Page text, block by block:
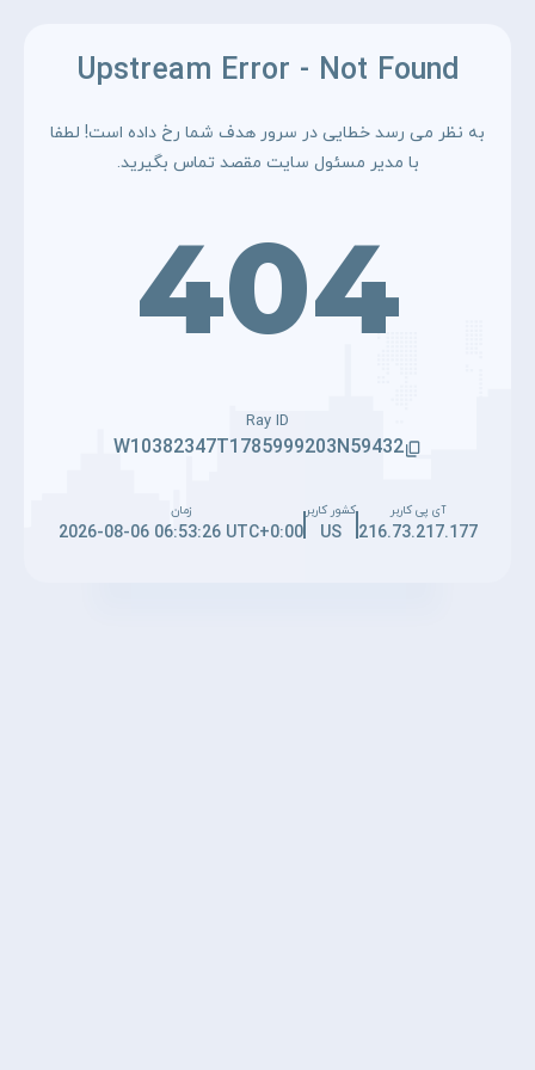
Upstream Error - Not Found
به نظر می رسد خطایی در سرور هدف شما رخ داده است! لطفا
با مدیر مسئول سایت مقصد تماس بگیرید.
404
Ray ID
W10382347T1785999203N59432
آی پی کاربر
216.73.217.177
کشور کاربر
US
زمان
2026-08-06 06:53:26 UTC+0:00